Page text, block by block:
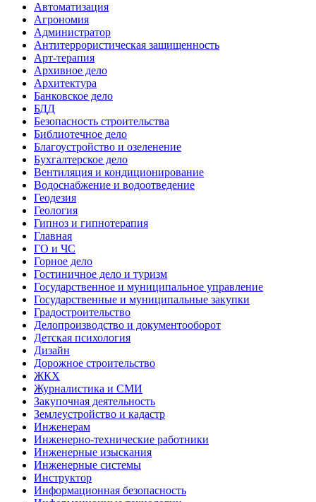
Автоматизация
Агрономия
Администратор
Антитеррористическая защищенность
Арт-терапия
Архивное дело
Архитектура
Банковское дело
БДД
Безопасность строительства
Библиотечное дело
Благоустройство и озеленение
Бухгалтерское дело
Вентиляция и кондиционирование
Водоснабжение и водоотведение
Геодезия
Геология
Гипноз и гипнотерапия
Главная
ГО и ЧС
Горное дело
Гостиничное дело и туризм
Государственное и муниципальное управление
Государственные и муниципальные закупки
Градостроительство
Делопроизводство и документооборот
Детская психология
Дизайн
Дорожное строительство
ЖКХ
Журналистика и СМИ
Закупочная деятельность
Землеустройство и кадастр
Инженерам
Инженерно-технические работники
Инженерные изыскания
Инженерные системы
Инструктор
Информационная безопасность